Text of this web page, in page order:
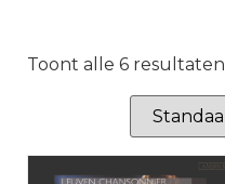
Toont alle 6 resultaten